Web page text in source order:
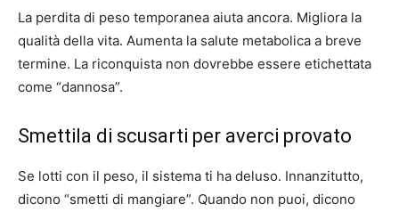
La perdita di peso temporanea aiuta ancora. Migliora la
qualità della vita. Aumenta la salute metabolica a breve
termine. La riconquista non dovrebbe essere etichettata
come “dannosa”.
Smettila di scusarti per averci provato
Se lotti con il peso, il sistema ti ha deluso. Innanzitutto,
dicono “smetti di mangiare”. Quando non puoi, dicono